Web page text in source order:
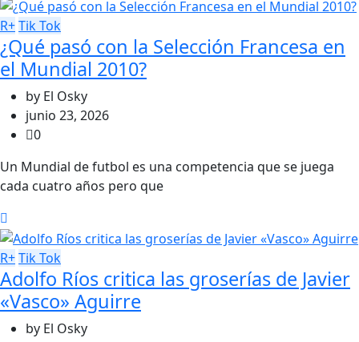
R+Tik Tok
¿Qué pasó con la Selección Francesa en
el Mundial 2010?
by El Osky
junio 23, 2026
0
Un Mundial de futbol es una competencia que se juega
cada cuatro años pero que
R+Tik Tok
Adolfo Ríos critica las groserías de Javier
«Vasco» Aguirre
by El Osky